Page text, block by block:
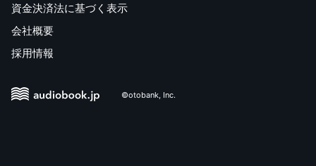
資金決済法に基づく表示
会社概要
採用情報
©otobank, Inc.